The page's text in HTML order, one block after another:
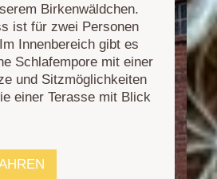
Birkenwäldchen.
ist für zwei Personen
Innenbereich gibt es
Schlafempore mit einer
und Sitzmöglichkeiten
einer Terasse mit Blick